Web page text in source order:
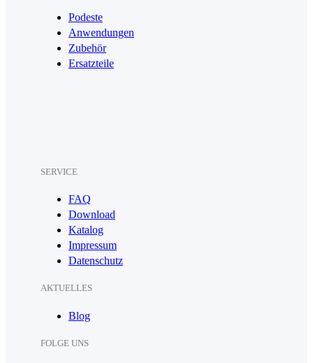
Podeste
Anwendungen
Zubehör
Ersatzteile
SERVICE
FAQ
Download
Katalog
Impressum
Datenschutz
AKTUELLES
Blog
FOLGE UNS